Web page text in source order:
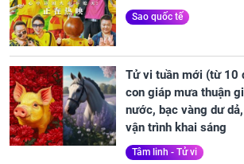
Sao quốc tế
Tử vi tuần mới (từ
con giáp mưa thuận
nước, bạc vàng dư
vận trình khai sáng
Tâm linh - Tử vi